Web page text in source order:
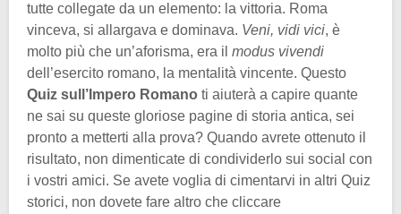
tutte collegate da un elemento: la vittoria. Roma
vinceva, si allargava e dominava. Veni, vidi vici, è
molto più che un’aforisma, era il modus vivendi
dell’esercito romano, la mentalità vincente. Questo
Quiz sull’Impero Romano ti aiuterà a capire quante
ne sai su queste gloriose pagine di storia antica, sei
pronto a metterti alla prova? Quando avrete ottenuto il
risultato, non dimenticate di condividerlo sui social con
i vostri amici. Se avete voglia di cimentarvi in altri Quiz
storici, non dovete fare altro che cliccare